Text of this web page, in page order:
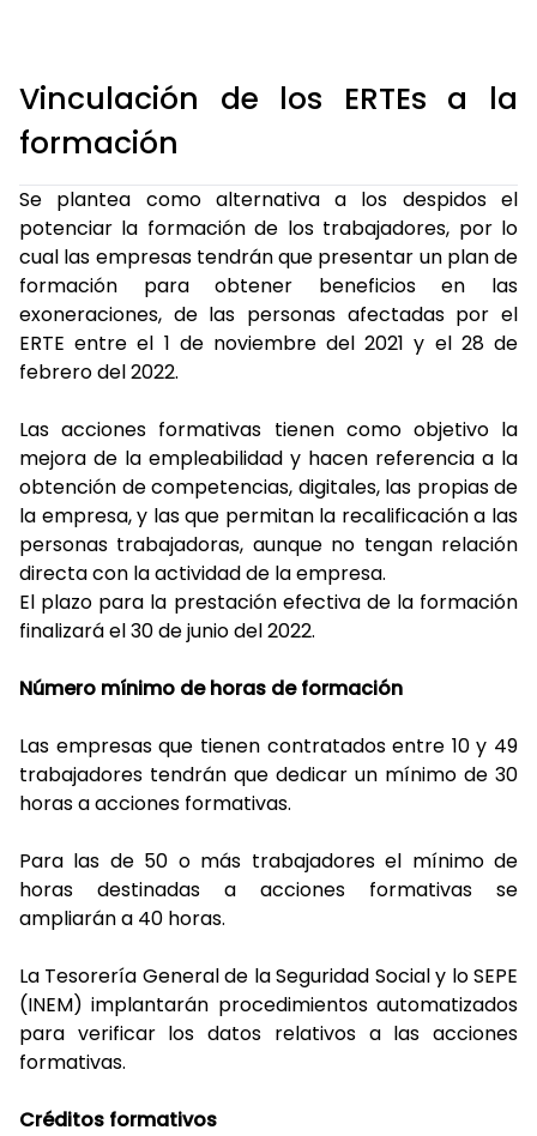
Vinculación de los ERTEs a la
formación
Se plantea como alternativa a los despidos el
potenciar la formación de los trabajadores, por lo
cual las empresas tendrán que presentar un plan de
formación para obtener beneficios en las
exoneraciones, de las personas afectadas por el
ERTE entre el 1 de noviembre del 2021 y el 28 de
febrero del 2022.
Las acciones formativas tienen como objetivo la
mejora de la empleabilidad y hacen referencia a la
obtención de competencias, digitales, las propias de
la empresa, y las que permitan la recalificación a las
personas trabajadoras, aunque no tengan relación
directa con la actividad de la empresa.
El plazo para la prestación efectiva de la formación
finalizará el 30 de junio del 2022.
Número mínimo de horas de formación
Las empresas que tienen contratados entre 10 y 49
trabajadores tendrán que dedicar un mínimo de 30
horas a acciones formativas.
Para las de 50 o más trabajadores el mínimo de
horas destinadas a acciones formativas se
ampliarán a 40 horas.
La Tesorería General de la Seguridad Social y lo SEPE
(INEM) implantarán procedimientos automatizados
para verificar los datos relativos a las acciones
formativas.
Créditos formativos